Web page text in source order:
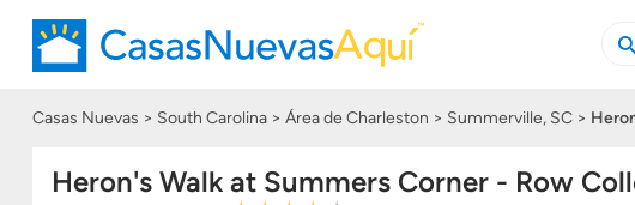
Casas Nuevas South Carolina Área de Charleston Summerville, SC
Heron's Walk at Summers Corner - Row